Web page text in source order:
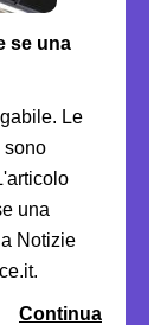
se una
Le
sono
una
Notizie
Continua